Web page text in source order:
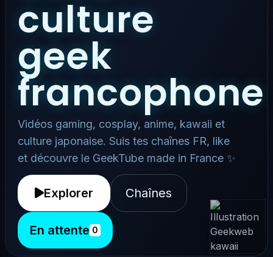
culture
geek
francophone
Vidéos gaming, cosplay, anime, kawaii et
culture japonaise. Suis tes chaînes FR, like
et découvre le GeekTube made in France ✨
Explorer Chaînes
En attente 0